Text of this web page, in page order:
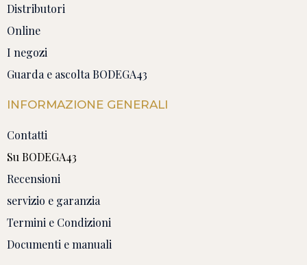
Distributori
Online
I negozi
Guarda e ascolta BODEGA43
INFORMAZIONE GENERALI
Contatti
Su BODEGA43
Recensioni
servizio e garanzia
Termini e Condizioni
Documenti e manuali